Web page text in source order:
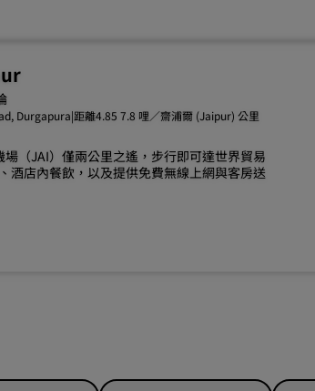
Durgapura|距離4.85 7.8 哩／齋浦爾 (Jaipur) 公里
（JAI）僅兩公里之遙，步行即可達世界貿易
酒店內餐飲，以及提供免費無線上網與客房送